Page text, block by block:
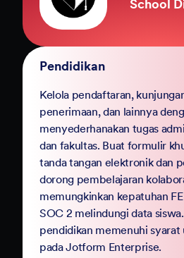
Pemerintah
Selesaikan transformasi